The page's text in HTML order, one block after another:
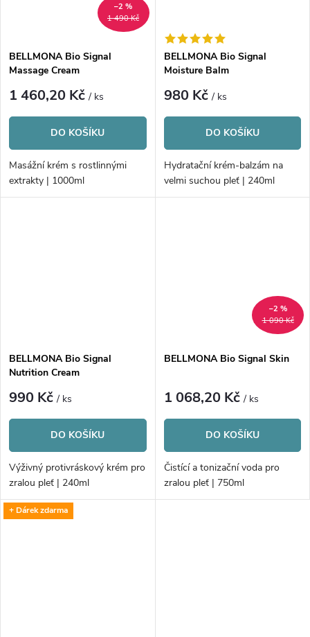
1 490 Kč
–2 %
BELLMONA Bio Signal
Massage Cream
1 460,20 Kč/ ks
DO KOŠÍKU
Masážní krém s rostlinnými
extrakty | 1000ml
BELLMONA Bio Signal
Moisture Balm
980 Kč/ ks
DO KOŠÍKU
Hydratační krém-balzám na
velmi suchou pleť | 240ml
BELLMONA Bio Signal
Nutrition Cream
990 Kč/ ks
DO KOŠÍKU
Výživný protivráskový krém pro
zralou pleť | 240ml
1 090 Kč
–2 %
BELLMONA Bio Signal Skin
1 068,20 Kč/ ks
DO KOŠÍKU
Čistící a tonizační voda pro
zralou pleť | 750ml
+ Dárek zdarma